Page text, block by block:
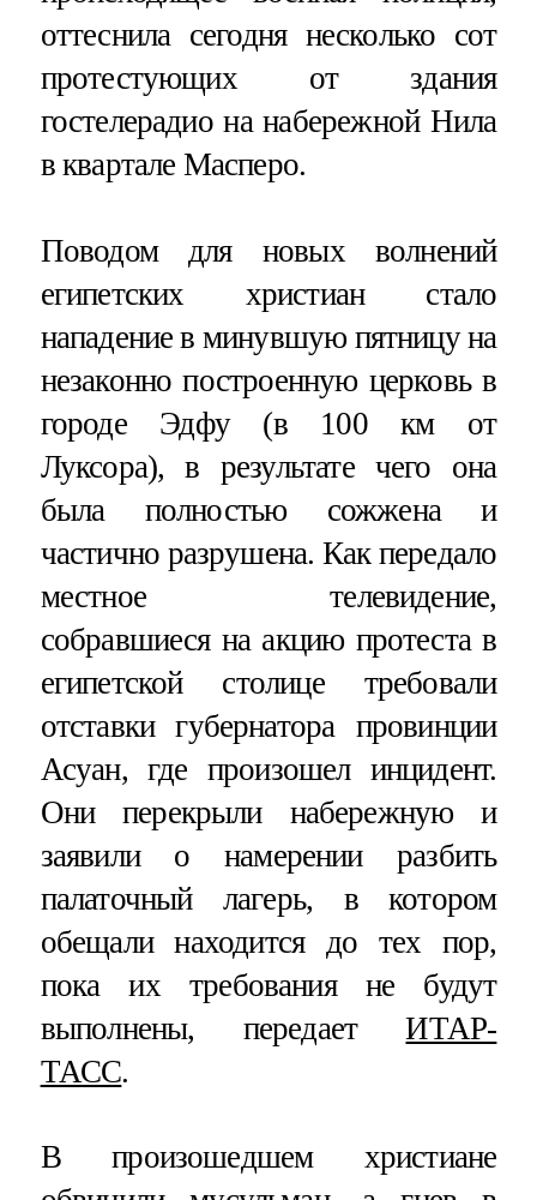
оттеснила сегодня несколько сот
протестующих от здания
гостелерадио на набережной Нила
в квартале Масперо.
Поводом для новых волнений
египетских христиан стало
нападение в минувшую пятницу на
незаконно построенную церковь в
городе Эдфу (в 100 км от
Луксора), в результате чего она
была полностью сожжена и
частично разрушена. Как передало
местное телевидение,
собравшиеся на акцию протеста в
египетской столице требовали
отставки губернатора провинции
Асуан, где произошел инцидент.
Они перекрыли набережную и
заявили о намерении разбить
палаточный лагерь, в котором
обещали находится до тех пор,
пока их требования не будут
выполнены, передаетИТАР-
ТАСС.
В произошедшем христиане